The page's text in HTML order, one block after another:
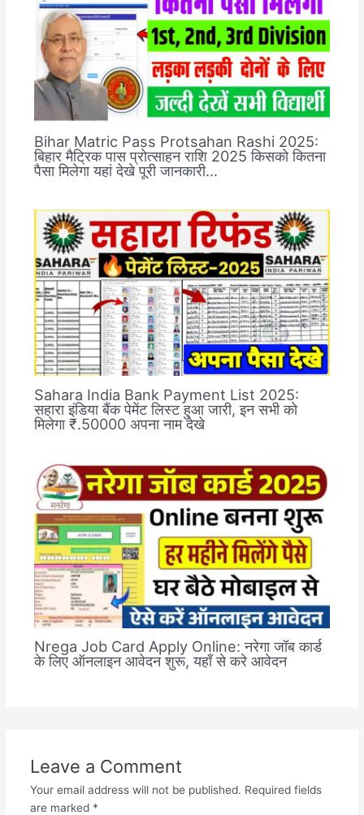
Bihar Matric Pass Protsahan Rashi 2025:
बिहार मैट्रिक पास प्रोत्साहन राशि 2025 किसको कितना
पैसा मिलेगा यहां देखे पूरी जानकारी…
Sahara India Bank Payment List 2025:
सहारा इंडिया बैंक पेमेंट लिस्ट हुआ जारी, इन सभी को
मिलेगा ₹.50000 अपना नाम देखे
Nrega Job Card Apply Online: नरेगा जॉब कार्ड
के लिए ऑनलाइन आवेदन शुरू, यहाँ से करे आवेदन
Leave a Comment
Your email address will not be published. Required fields
are marked *